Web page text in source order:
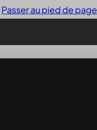
Passer au pied de page